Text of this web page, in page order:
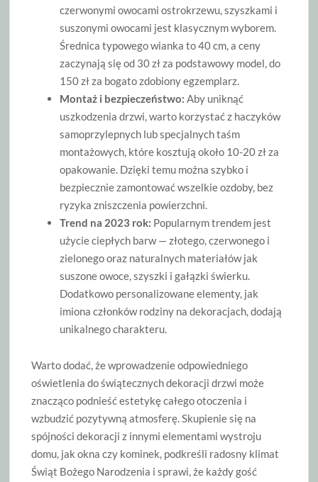
czerwonymi owocami ostrokrzewu, szyszkami i
suszonymi owocami jest klasycznym wyborem.
Średnica typowego wianka to 40 cm, a ceny
zaczynają się od 30 zł za podstawowy model, do
150 zł za bogato zdobiony egzemplarz.
Montaż i bezpieczeństwo: Aby uniknąć
uszkodzenia drzwi, warto korzystać z haczyków
samoprzylepnych lub specjalnych taśm
montażowych, które kosztują około 10-20 zł za
opakowanie. Dzięki temu można szybko i
bezpiecznie zamontować wszelkie ozdoby, bez
ryzyka zniszczenia powierzchni.
Trend na 2023 rok: Popularnym trendem jest
użycie ciepłych barw — złotego, czerwonego i
zielonego oraz naturalnych materiałów jak
suszone owoce, szyszki i gałązki świerku.
Dodatkowo personalizowane elementy, jak
imiona członków rodziny na dekoracjach, dodają
unikalnego charakteru.
Warto dodać, że wprowadzenie odpowiedniego
oświetlenia do świątecznych dekoracji drzwi może
znacząco podnieść estetykę całego otoczenia i
wzbudzić pozytywną atmosferę. Skupienie się na
spójności dekoracji z innymi elementami wystroju
domu, jak okna czy kominek, podkreśli radosny klimat
Świąt Bożego Narodzenia i sprawi, że każdy gość